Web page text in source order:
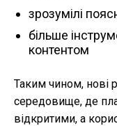
зрозумілі
більше
контентом
Таким чином, нові
середовище, де
відкритими, а